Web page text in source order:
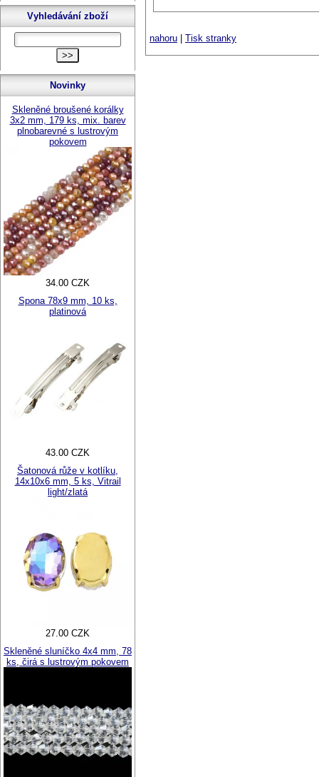
nahoru Tisk stranky
Vyhledávání zboží
Novinky
Skleněné broušené korálky
3x2 mm, 179 ks, mix. barev
plnobarevné s lustrovým
pokovem
34.00 CZK
Spona 78x9 mm, 10 ks,
platinová
43.00 CZK
Šatonová růže v kotlíku,
14x10x6 mm, 5 ks, Vitrail
light/zlatá
27.00 CZK
Skleněné sluníčko 4x4 mm, 78
ks, čirá s lustrovým pokovem